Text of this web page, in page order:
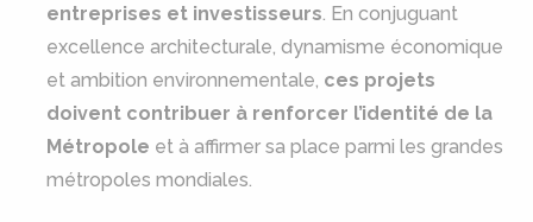
entreprises et investisseurs. En conjuguant
excellence architecturale, dynamisme économique
et ambition environnementale, ces projets
doivent contribuer à renforcer l’identité de la
Métropole et à affirmer sa place parmi les grandes
métropoles mondiales.